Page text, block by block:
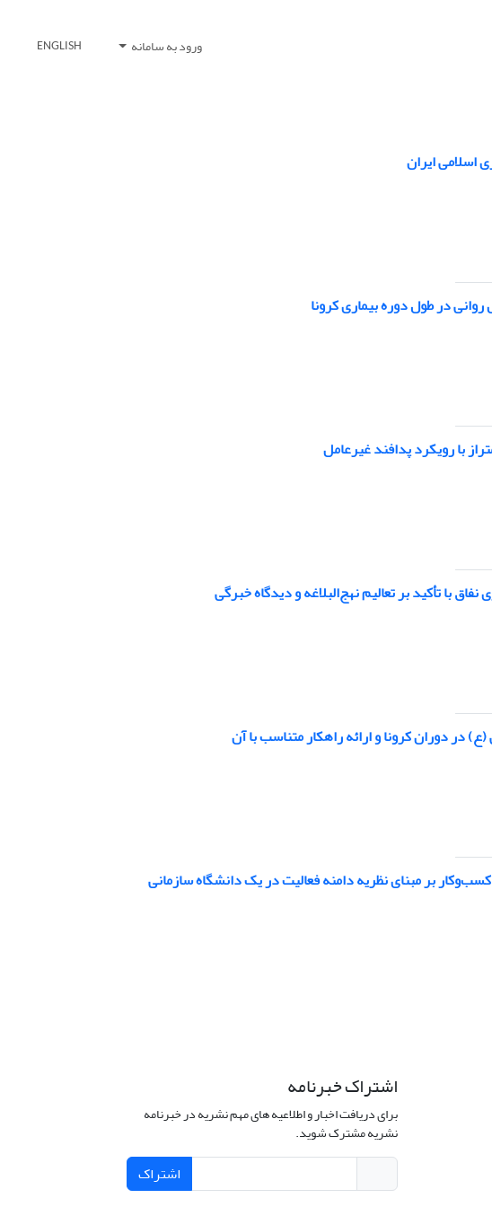
ورود به سامانه ENGLISH
اسلامی ایران
در طول دوره بیماری کرونا
با رویکرد پدافند غیرعامل
با تأکید بر تعالیم نهج‌البلاغه و دیدگاه خبرگی
در دوران کرونا و ارائه راهکار متناسب با آن
بر مبنای نظریه دامنه فعالیت در یک دانشگاه سازمانی
اشتراک خبرنامه
برای دریافت اخبار و اطلاعیه های مهم نشریه در خبرنامه
نشریه مشترک شوید.
اشتراک